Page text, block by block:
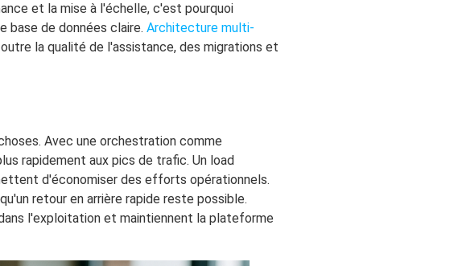
et la mise à l'échelle, c'est pourquoi
base de données claire. Architecture multi-
la qualité de l'assistance, des migrations et
Avec une orchestration comme
rapidement aux pics de trafic. Un load
d'économiser des efforts opérationnels.
retour en arrière rapide reste possible.
l'exploitation et maintiennent la plateforme